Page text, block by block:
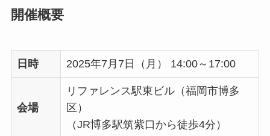
開催概要
日時 2025年7月7日（月） 14:00～17:00
会場
リファレンス駅東ビル（福岡市博多
区）
（JR博多駅筑紫口から徒歩4分）